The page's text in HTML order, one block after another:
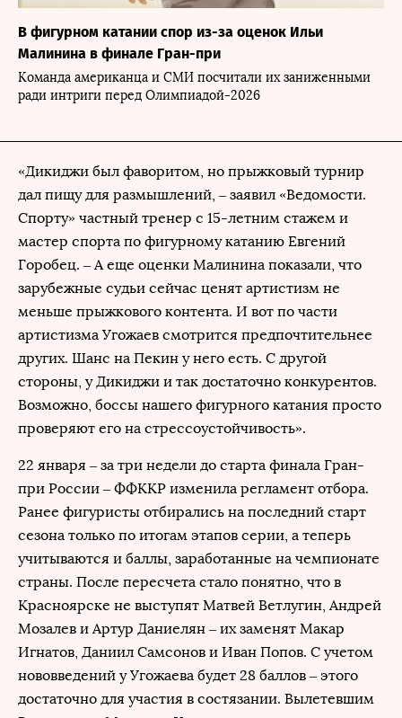
В фигурном катании спор из-за оценок Ильи
Малинина в финале Гран-при
Команда американца и СМИ посчитали их заниженными
ради интриги перед Олимпиадой-2026
«Дикиджи был фаворитом, но прыжковый турнир
дал пищу для размышлений, – заявил «Ведомости.
Спорту» частный тренер с 15-летним стажем и
мастер спорта по фигурному катанию Евгений
Горобец. – А еще оценки Малинина показали, что
зарубежные судьи сейчас ценят артистизм не
меньше прыжкового контента. И вот по части
артистизма Угожаев смотрится предпочтительнее
других. Шанс на Пекин у него есть. С другой
стороны, у Дикиджи и так достаточно конкурентов.
Возможно, боссы нашего фигурного катания просто
проверяют его на стрессоустойчивость».
22 января – за три недели до старта финала Гран-
при России – ФФККР изменила регламент отбора.
Ранее фигуристы отбирались на последний старт
сезона только по итогам этапов серии, а теперь
учитываются и баллы, заработанные на чемпионате
страны. После пересчета стало понятно, что в
Красноярске не выступят Матвей Ветлугин, Андрей
Мозалев и Артур Даниелян – их заменят Макар
Игнатов, Даниил Самсонов и Иван Попов. С учетом
нововведений у Угожаева будет 28 баллов – этого
достаточно для участия в состязании. Вылетевшим